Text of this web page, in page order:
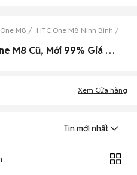
M8 HTC One M8 Ninh Bình
Mua Bán Điện Thoại HTC One M8 Cũ, Mới 99% Giá Rẻ Tại Thành phố Ninh Bình, Ninh Bình
Xem Cửa hàng
Tin mới nhất